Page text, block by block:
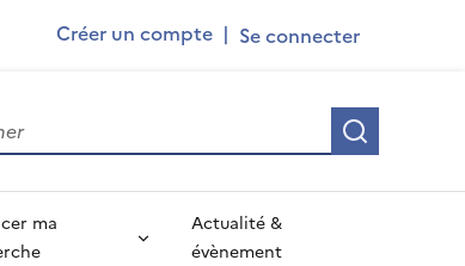
Ademe
menu
Créer un compte |
ma
Actualité &
évènement